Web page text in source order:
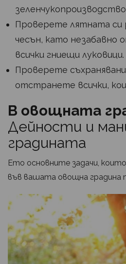
Проверете лятната си
чесън, като незабавно
всички гниещи луковици.
Проверете
отстранете всички,
В овощната
Дейности и
градината
Ето основните задачи,
във вашата овощна градина